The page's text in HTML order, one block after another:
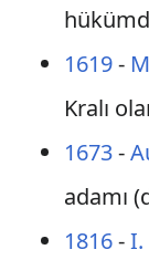
1619-
Kralı
1673-
adamı
1816-I.